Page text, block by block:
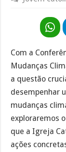
Com a
Mudanças
a questão
desempenhar
mudanças
exploraremos
que a Igreja
ações